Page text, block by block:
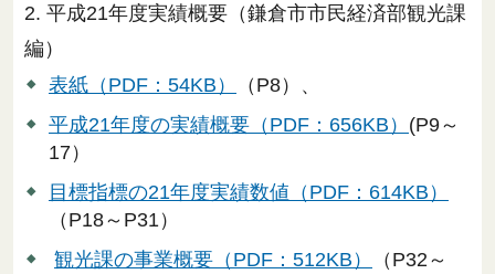
2. 平成21年度実績概要（鎌倉市市民経済部観光課
編）
表紙（PDF：54KB）
（P8）、
平成21年度の実績概要（PDF：656KB） (P9～
17）
目標指標の21年度実績数値（PDF：614KB）
（P18～P31）
観光課の事業概要（PDF：512KB）
（P32～